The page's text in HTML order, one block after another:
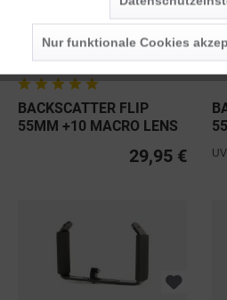
BACKSCATTER FLIP
55MM +10 MACRO LENS
29,95 €
Nur funktionale Cookies